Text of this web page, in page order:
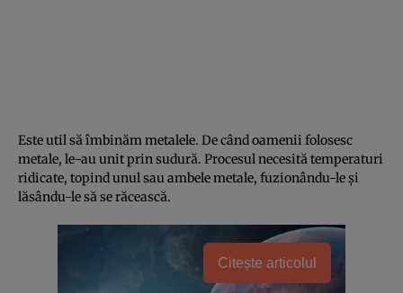
Este util să îmbinăm metalele. De când oamenii folosesc
metale, le-au unit prin sudură. Procesul necesită temperaturi
ridicate, topind unul sau ambele metale, fuzionându-le și
lăsându-le să se răcească.
Citește articolul